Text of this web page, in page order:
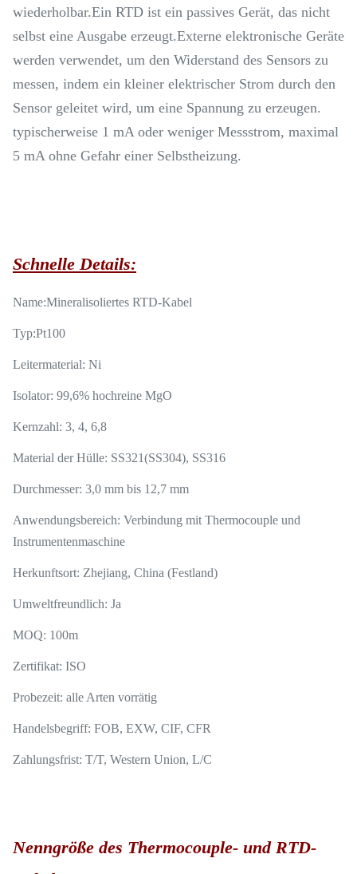
wiederholbar.Ein RTD ist ein passives Gerät, das nicht
selbst eine Ausgabe erzeugt.Externe elektronische Geräte
werden verwendet, um den Widerstand des Sensors zu
messen, indem ein kleiner elektrischer Strom durch den
Sensor geleitet wird, um eine Spannung zu erzeugen.
typischerweise 1 mA oder weniger Messstrom, maximal
5 mA ohne Gefahr einer Selbstheizung.
Schnelle Details:
Name:Mineralisoliertes RTD-Kabel
Typ:Pt100
Leitermaterial: Ni
Isolator: 99,6% hochreine MgO
Kernzahl: 3, 4, 6,8
Material der Hülle: SS321(SS304), SS316
Durchmesser: 3,0 mm bis 12,7 mm
Anwendungsbereich: Verbindung mit Thermocouple und
Instrumentenmaschine
Herkunftsort: Zhejiang, China (Festland)
Umweltfreundlich: Ja
MOQ: 100m
Zertifikat: ISO
Probezeit: alle Arten vorrätig
Handelsbegriff: FOB, EXW, CIF, CFR
Zahlungsfrist: T/T, Western Union, L/C
Nenngröße des Thermocouple- und RTD-